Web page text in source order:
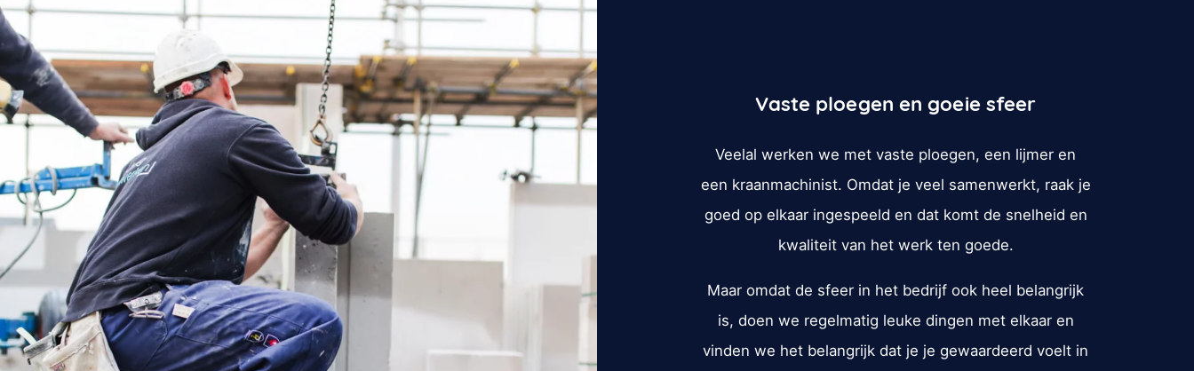
Vaste ploegen en goeie sfeer
Veelal werken we met vaste ploegen, een lijmer en
een kraanmachinist. Omdat je veel samenwerkt, raak je
goed op elkaar ingespeeld en dat komt de snelheid en
kwaliteit van het werk ten goede.
Maar omdat de sfeer in het bedrijf ook heel belangrijk
is, doen we regelmatig leuke dingen met elkaar en
vinden we het belangrijk dat je je gewaardeerd voelt in